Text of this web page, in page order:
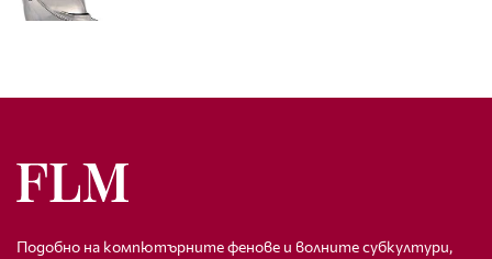
Подобно на компютърните фенове и волните субкултури,